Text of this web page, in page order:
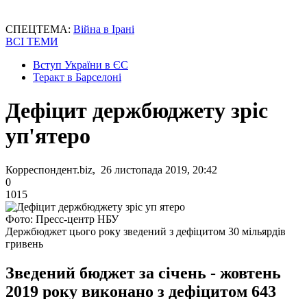
СПЕЦТЕМА: Війна в Ірані
ВСІ ТЕМИ
Вступ України в ЄС
Теракт в Барселоні
Дефіцит держбюджету зріс
уп'ятеро
Корреспондент.biz, 26 листопада 2019, 20:42
0
1015
Фото: Пресс-центр НБУ
Держбюджет цього року зведений з дефіцитом 30 мільярдів
гривень
Зведений бюджет за січень - жовтень
2019 року виконано з дефіцитом 643